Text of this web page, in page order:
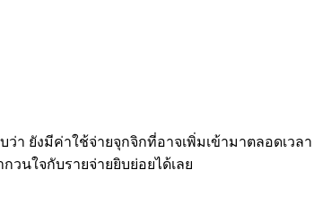
ยังมีค่าใช้จ่ายจุกจิกที่อาจเพิ่มเข้ามาตลอดเวลา
นใจกับรายจ่ายยิบย่อยได้เลย